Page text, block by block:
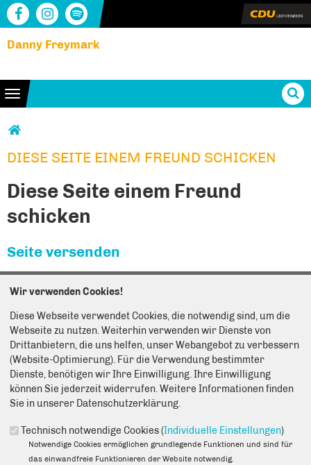
Danny Freymark
Toggle navigation
Sie sind hier
DIESE SEITE EINEM FREUND SCHICKEN
DIESE SEITE EINEM FREUND SCHICKEN
Diese Seite einem Freund
schicken
Seite versenden
weiterempfehlen.
Anmerkung: Ihre E-Mail-Adresse wird benötigt um die Personen,
denen Sie die Seite weiterempfehlen, zu informieren, von wem die
Empfehlung kommt, und dass es kein Spam ist.
Das mit * gekennzeichnete Feld ist ein Pflichtfeld.
Eigene E-Mail-Adresse*
Eigener Name
Wir verwenden Cookies!
Diese Webseite verwendet Cookies, die notwendig sind, um die
Webseite zu nutzen. Weiterhin verwenden wir Dienste von
Drittanbietern, die uns helfen, unser Webangebot zu verbessern
(Website-Optimierung). Für die Verwendung bestimmter
Dienste, benötigen wir Ihre Einwilligung. Ihre Einwilligung
können Sie jederzeit widerrufen. Weitere Informationen finden
Sie in unserer Datenschutzerklärung.
Technisch notwendige Cookies (Individuelle Einstellungen)
Notwendige Cookies ermöglichen grundlegende Funktionen und sind für
das einwandfreie Funktionieren der Website notwendig.